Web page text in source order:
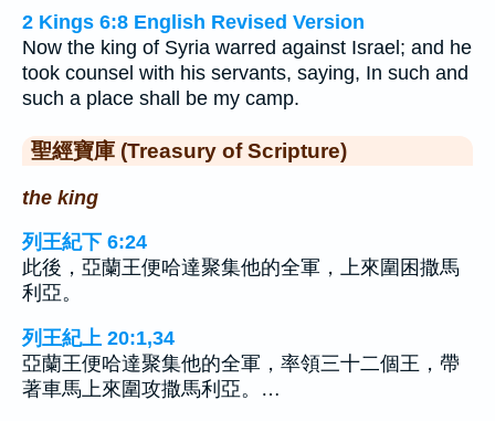
2 Kings 6:8 English Revised Version
Now the king of Syria warred against Israel; and he
took counsel with his servants, saying, In such and
such a place shall be my camp.
聖經寶庫 (Treasury of Scripture)
the king
列王紀下 6:24
此後，亞蘭王便哈達聚集他的全軍，上來圍困撒馬
利亞。
列王紀上 20:1,34
亞蘭王便哈達聚集他的全軍，率領三十二個王，帶
著車馬上來圍攻撒馬利亞。…